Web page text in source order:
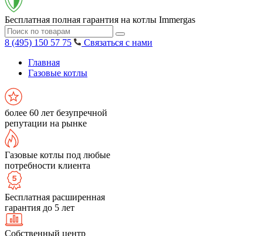
Бесплатная полная гарантия на котлы Immergas
8 (495) 150 57 75
Связаться с нами
Главная
Газовые котлы
более 60 лет безупречной
репутации на рынке
Газовые котлы под любые
потребности клиента
Бесплатная расширенная
гарантия до 5 лет
Собственный центр